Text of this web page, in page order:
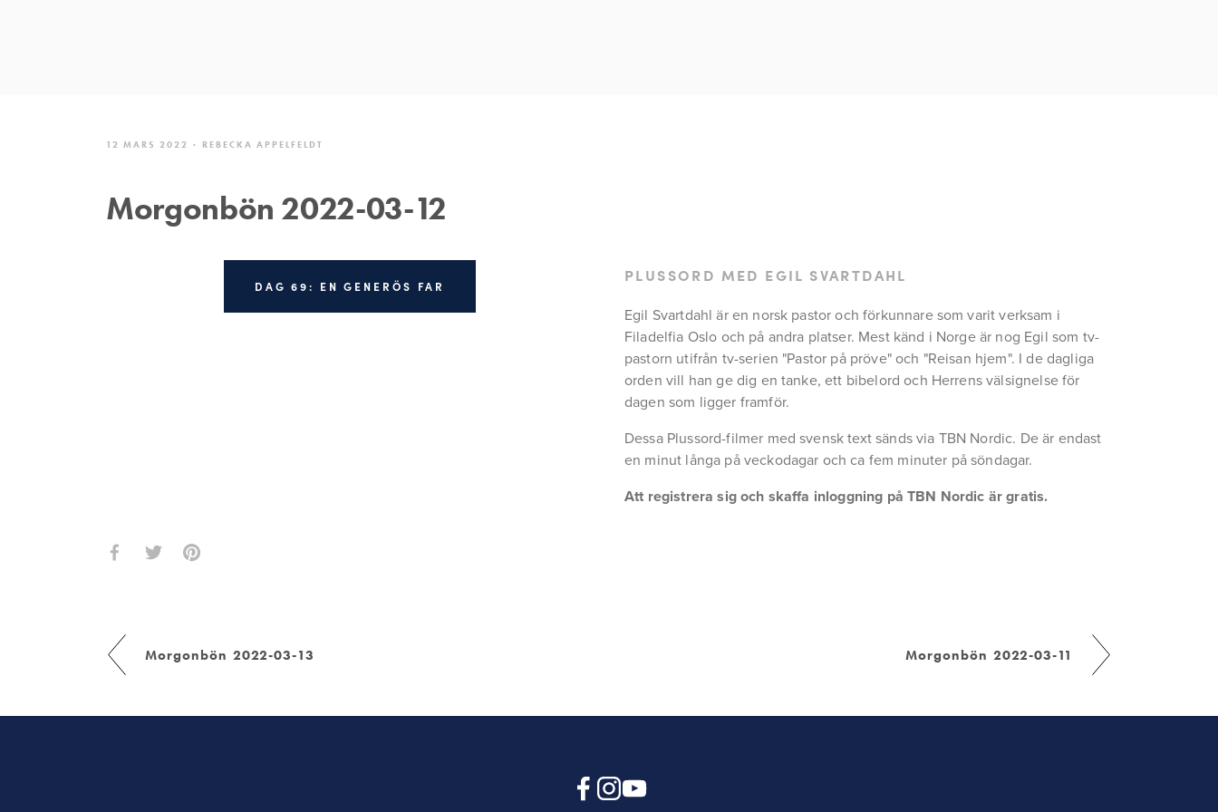
Morgonbön 2022-03-12
DAG 69: EN GENERÖS FAR
PLUSSORD MED EGIL SVARTDAHL
Egil Svartdahl är en norsk pastor och förkunnare som varit verksam i
Filadelfia Oslo och på andra platser. Mest känd i Norge är nog Egil som tv-
pastorn utifrån tv-serien "Pastor på pröve" och "Reisan hjem". I de dagliga
orden vill han ge dig en tanke, ett bibelord och Herrens välsignelse för
dagen som ligger framför.
Dessa Plussord-filmer med svensk text sänds via TBN Nordic. De är endast
en minut långa på veckodagar och ca fem minuter på söndagar.
Att registrera sig och skaffa inloggning på TBN Nordic är gratis.
REBECKA APPELFELDT
12 MARS 2022
Morgonbön 2022-03-13 Morgonbön 2022-03-11